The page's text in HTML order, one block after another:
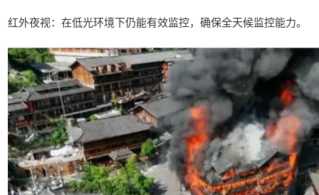
红外夜视：在低光环境下仍能有效监控，确保全天候监控能力。